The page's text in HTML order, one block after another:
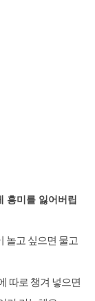
흥미를 잃어버립
놀고 싶으면 물고
따로 챙겨 넣으면